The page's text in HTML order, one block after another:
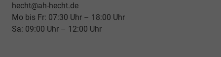
hecht@ah-hecht.de
Mo bis Fr: 07:30 Uhr – 18:00 Uhr
Sa: 09:00 Uhr – 12:00 Uhr